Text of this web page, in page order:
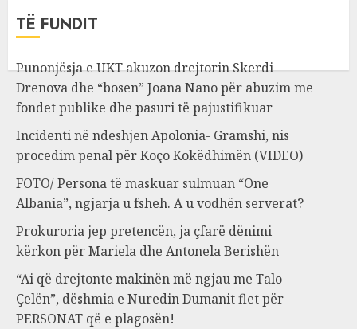
TË FUNDIT
Punonjësja e UKT akuzon drejtorin Skerdi
Drenova dhe “bosen” Joana Nano për abuzim me
fondet publike dhe pasuri të pajustifikuar
Incidenti në ndeshjen Apolonia- Gramshi, nis
procedim penal për Koço Kokëdhimën (VIDEO)
FOTO/ Persona të maskuar sulmuan “One
Albania”, ngjarja u fsheh. A u vodhën serverat?
Prokuroria jep pretencën, ja çfarë dënimi
kërkon për Mariela dhe Antonela Berishën
“Ai që drejtonte makinën më ngjau me Talo
Çelën”, dëshmia e Nuredin Dumanit flet për
PERSONAT që e plagosën!